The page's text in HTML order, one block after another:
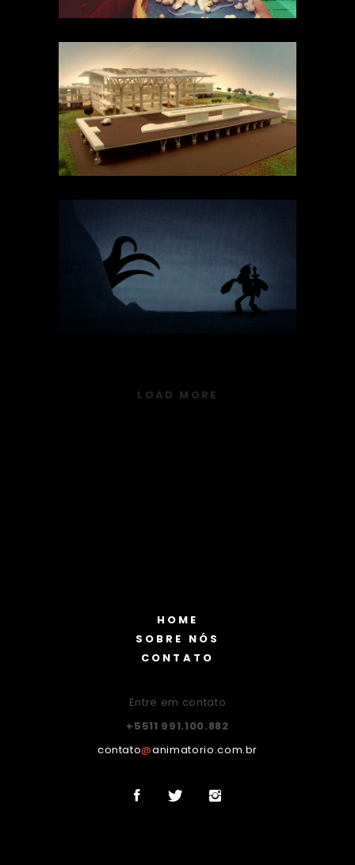
Viracopos
Publicidade
Stop Motion
Técnicas
Bárbaros De
Brattawich
2D conteúdo Técnicas
LOAD MORE
HOME
SOBRE NÓS
CONTATO
Entre em contato
+5511 991.100.882
contato@animatorio.com.br